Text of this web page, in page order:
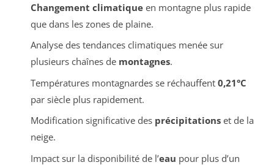
Changement climatiqueen montagne plus rapide
que dans les zones de plaine.
Analyse des tendances climatiques menée sur
plusieurs chaînes de montagnes.
Températures montagnardes se réchauffent 0,21°C
par siècle plus rapidement.
Modification significative des précipitationset de la
neige.
Impact sur la disponibilité de l’eau pour plus d’un